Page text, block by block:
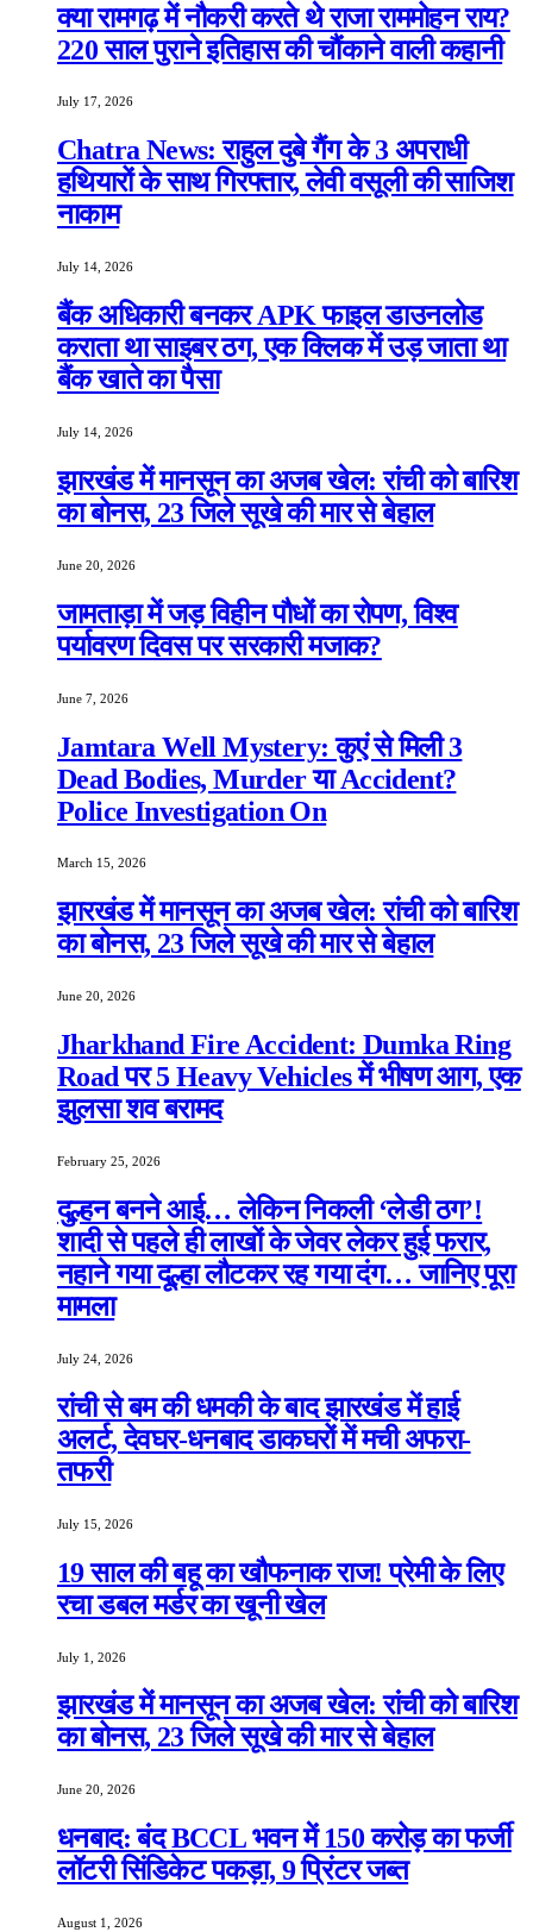
क्या रामगढ़ में नौकरी करते थे राजा राममोहन राय?
220 साल पुराने इतिहास की चौंकाने वाली कहानी
July 17, 2026
Chatra News: राहुल दुबे गैंग के 3 अपराधी
हथियारों के साथ गिरफ्तार, लेवी वसूली की साजिश
नाकाम
July 14, 2026
बैंक अधिकारी बनकर APK फाइल डाउनलोड
कराता था साइबर ठग, एक क्लिक में उड़ जाता था
बैंक खाते का पैसा
July 14, 2026
झारखंड में मानसून का अजब खेल: रांची को बारिश
का बोनस, 23 जिले सूखे की मार से बेहाल
June 20, 2026
जामताड़ा में जड़ विहीन पौधों का रोपण, विश्व
पर्यावरण दिवस पर सरकारी मजाक?
June 7, 2026
Jamtara Well Mystery: कुएं से मिली 3
Dead Bodies, Murder या Accident?
Police Investigation On
March 15, 2026
झारखंड में मानसून का अजब खेल: रांची को बारिश
का बोनस, 23 जिले सूखे की मार से बेहाल
June 20, 2026
Jharkhand Fire Accident: Dumka Ring
Road पर 5 Heavy Vehicles में भीषण आग, एक
झुलसा शव बरामद
February 25, 2026
दुल्हन बनने आई… लेकिन निकली ‘लेडी ठग’!
शादी से पहले ही लाखों के जेवर लेकर हुई फरार,
नहाने गया दूल्हा लौटकर रह गया दंग… जानिए पूरा
मामला
July 24, 2026
रांची से बम की धमकी के बाद झारखंड में हाई
अलर्ट, देवघर-धनबाद डाकघरों में मची अफरा-
तफरी
July 15, 2026
19 साल की बहू का खौफनाक राज! प्रेमी के लिए
रचा डबल मर्डर का खूनी खेल
July 1, 2026
झारखंड में मानसून का अजब खेल: रांची को बारिश
का बोनस, 23 जिले सूखे की मार से बेहाल
June 20, 2026
धनबाद: बंद BCCL भवन में 150 करोड़ का फर्जी
लॉटरी सिंडिकेट पकड़ा, 9 प्रिंटर जब्त
August 1, 2026